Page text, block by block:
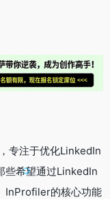
专注于优化LinkedIn
些希望通过LinkedIn
InProfiler的核心功能